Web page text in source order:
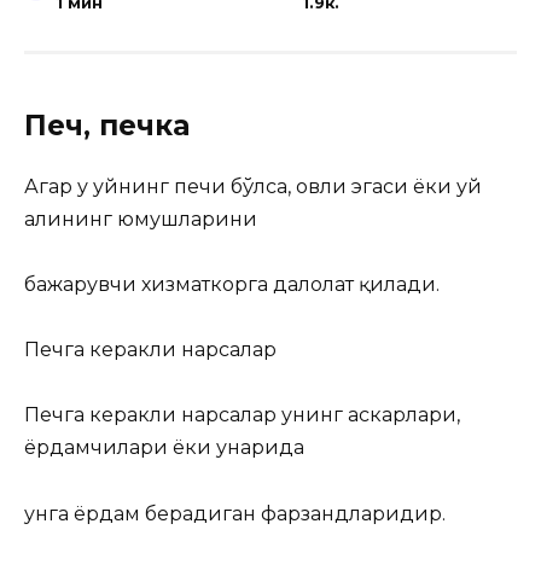
Печ, печка
Агар у уйнинг печи бўлса, ҳовли эгаси ёки уй
аҳлининг юмушларини
бажарувчи хизматкорга далолат қилади.
Печга керакли нарсалар
Печга керакли нарсалар унинг аскарлари,
ёрдамчилари ёки ҳунарида
унга ёрдам берадиган фарзандларидир.